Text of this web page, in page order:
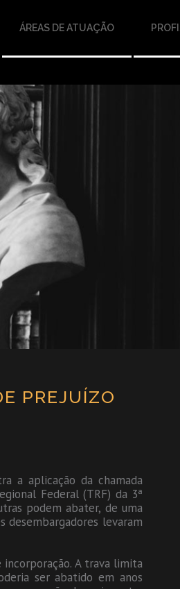
ÁREAS DE ATUAÇÃO
PREJUÍZO
a aplicação da chamada
Federal (TRF) da 3ª
podem abater, de uma
desembargadores levaram
A trava limita
ser abatido em anos